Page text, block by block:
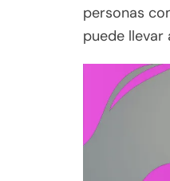
personas
puede llevar